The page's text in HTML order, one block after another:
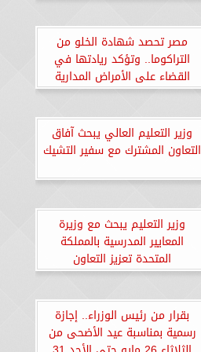
مصر تحصد شهادة الخلو من
التراكوما.. وتؤكد ريادتها في
القضاء على الأمراض المدارية
وزير التعليم العالي يبحث آفاق
التعاون المشترك مع سفير التشيك
وزير التعليم يبحث مع وزيرة
المعايير المدرسية بالمملكة
المتحدة تعزيز التعاون
بقرار من رئيس الوزراء.. إجازة
رسمية بمناسبة عيد الأضحى من